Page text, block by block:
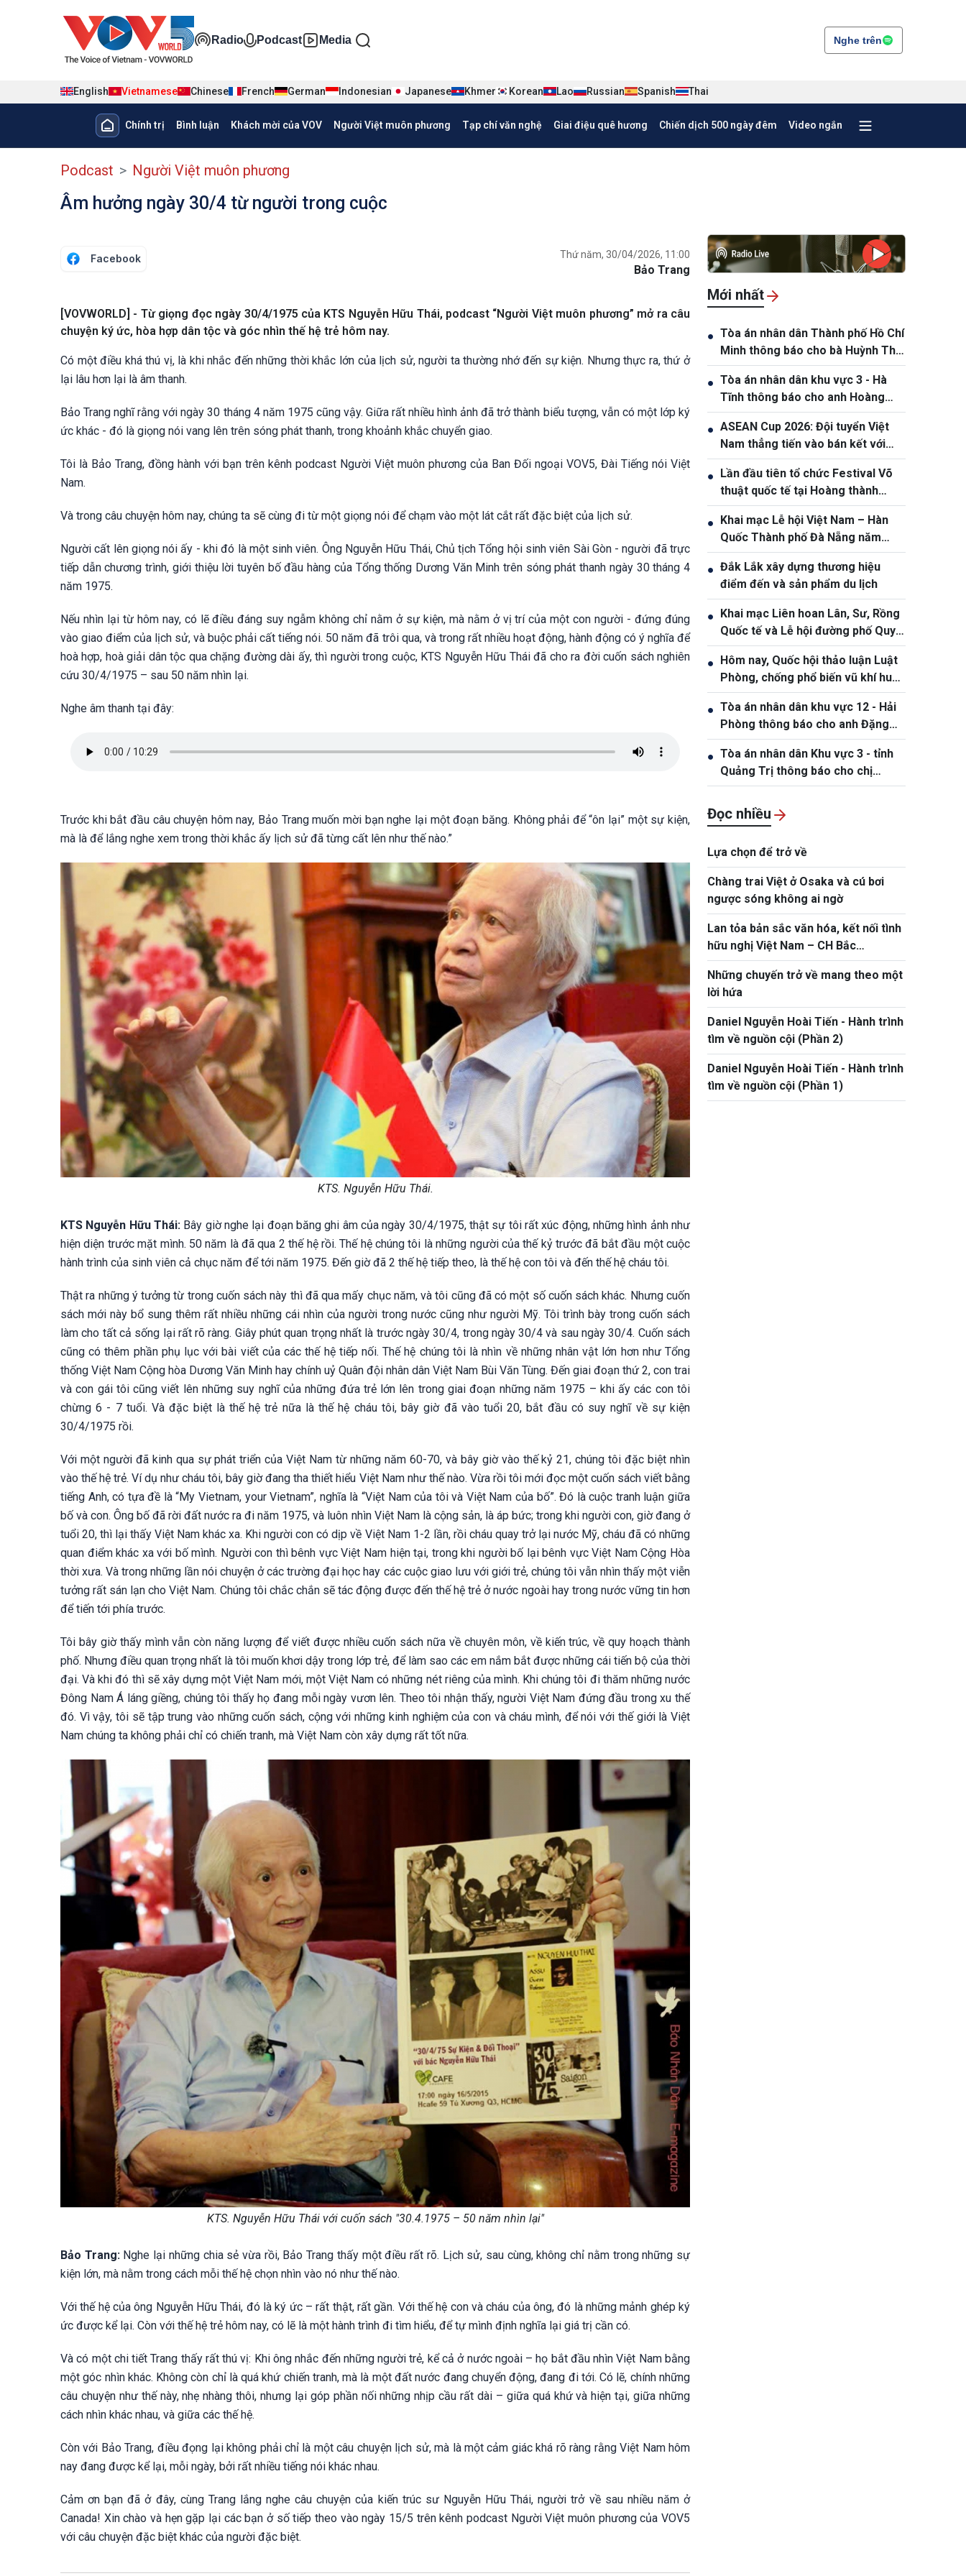
Đa phương tiện tiếng Việt
Radio Podcast Media Nghe trên
English Vietnamese Chinese French German Indonesian Japanese Khmer Korean Lao Russian Spanish Thai
Main navigation
Chính trị Bình luận Khách mời của VOV Người Việt muôn phương Tạp chí văn nghệ Giai điệu quê hương Chiến dịch 500 ngày đêm Video ngắn
menu phụ tiếng Việt
Podcast Người Việt muôn phương
Âm hưởng ngày 30/4 từ người trong cuộc
Facebook Thứ năm, 30/04/2026, 11:00
Bảo Trang
[VOVWORLD] - Từ giọng đọc ngày 30/4/1975 của KTS Nguyễn Hữu Thái, podcast “Người Việt muôn phương” mở ra câu
chuyện ký ức, hòa hợp dân tộc và góc nhìn thế hệ trẻ hôm nay.
Có một điều khá thú vị, là khi nhắc đến những thời khắc lớn của lịch sử, người ta thường nhớ đến sự kiện. Nhưng thực ra, thứ ở
lại lâu hơn lại là âm thanh.
Bảo Trang nghĩ rằng với ngày 30 tháng 4 năm 1975 cũng vậy. Giữa rất nhiều hình ảnh đã trở thành biểu tượng, vẫn có một lớp ký
ức khác - đó là giọng nói vang lên trên sóng phát thanh, trong khoảnh khắc chuyển giao.
Tôi là Bảo Trang, đồng hành với bạn trên kênh podcast Người Việt muôn phương của Ban Đối ngoại VOV5, Đài Tiếng nói Việt
Nam.
Và trong câu chuyện hôm nay, chúng ta sẽ cùng đi từ một giọng nói để chạm vào một lát cắt rất đặc biệt của lịch sử.
Người cất lên giọng nói ấy - khi đó là một sinh viên. Ông Nguyễn Hữu Thái, Chủ tịch Tổng hội sinh viên Sài Gòn - người đã trực
tiếp dẫn chương trình, giới thiệu lời tuyên bố đầu hàng của Tổng thống Dương Văn Minh trên sóng phát thanh ngày 30 tháng 4
năm 1975.
Nếu nhìn lại từ hôm nay, có lẽ điều đáng suy ngẫm không chỉ nằm ở sự kiện, mà nằm ở vị trí của một con người - đứng đúng
vào giao điểm của lịch sử, và buộc phải cất tiếng nói. 50 năm đã trôi qua, và trong rất nhiều hoạt động, hành động có ý nghĩa để
hoà hợp, hoà giải dân tộc qua chặng đường dài ấy, thì người trong cuộc, KTS Nguyễn Hữu Thái đã cho ra đời cuốn sách nghiên
cứu 30/4/1975 – sau 50 năm nhìn lại.
Nghe âm thanh tại đây:
Trước khi bắt đầu câu chuyện hôm nay, Bảo Trang muốn mời bạn nghe lại một đoạn băng. Không phải để “ôn lại” một sự kiện,
mà là để lắng nghe xem trong thời khắc ấy lịch sử đã từng cất lên như thế nào.”
KTS. Nguyễn Hữu Thái.
KTS Nguyễn Hữu Thái: Bây giờ nghe lại đoạn băng ghi âm của ngày 30/4/1975, thật sự tôi rất xúc động, những hình ảnh như
hiện diện trước mặt mình. 50 năm là đã qua 2 thế hệ rồi. Thế hệ chúng tôi là những người của thế kỷ trước đã bắt đầu một cuộc
hành trình của sinh viên cả chục năm để tới năm 1975. Đến giờ đã 2 thế hệ tiếp theo, là thế hệ con tôi và đến thế hệ cháu tôi.
Thật ra những ý tưởng từ trong cuốn sách này thì đã qua mấy chục năm, và tôi cũng đã có một số cuốn sách khác. Nhưng cuốn
sách mới này bổ sung thêm rất nhiều những cái nhìn của người trong nước cũng như người Mỹ. Tôi trình bày trong cuốn sách
làm cho tất cả sống lại rất rõ ràng. Giây phút quan trọng nhất là trước ngày 30/4, trong ngày 30/4 và sau ngày 30/4. Cuốn sách
cũng có thêm phần phụ lục với bài viết của các thế hệ tiếp nối. Thế hệ chúng tôi là nhìn về những nhân vật lớn hơn như Tổng
thống Việt Nam Cộng hòa Dương Văn Minh hay chính uỷ Quân đội nhân dân Việt Nam Bùi Văn Tùng. Đến giai đoạn thứ 2, con trai
và con gái tôi cũng viết lên những suy nghĩ của những đứa trẻ lớn lên trong giai đoạn những năm 1975 – khi ấy các con tôi
chừng 6 - 7 tuổi. Và đặc biệt là thế hệ trẻ nữa là thế hệ cháu tôi, bây giờ đã vào tuổi 20, bắt đầu có suy nghĩ về sự kiện
30/4/1975 rồi.
Với một người đã kinh qua sự phát triển của Việt Nam từ những năm 60-70, và bây giờ vào thế kỷ 21, chúng tôi đặc biệt nhìn
vào thế hệ trẻ. Ví dụ như cháu tôi, bây giờ đang tha thiết hiểu Việt Nam như thế nào. Vừa rồi tôi mới đọc một cuốn sách viết bằng
tiếng Anh, có tựa đề là “My Vietnam, your Vietnam”, nghĩa là “Việt Nam của tôi và Việt Nam của bố”. Đó là cuộc tranh luận giữa
bố và con. Ông bố đã rời đất nước ra đi năm 1975, và luôn nhìn Việt Nam là cộng sản, là áp bức; trong khi người con, giờ đang ở
tuổi 20, thì lại thấy Việt Nam khác xa. Khi người con có dịp về Việt Nam 1-2 lần, rồi cháu quay trở lại nước Mỹ, cháu đã có những
quan điểm khác xa với bố mình. Người con thì bênh vực Việt Nam hiện tại, trong khi người bố lại bênh vực Việt Nam Cộng Hòa
thời xưa. Và trong những lần nói chuyện ở các trường đại học hay các cuộc giao lưu với giới trẻ, chúng tôi vẫn nhìn thấy một viễn
tưởng rất sán lạn cho Việt Nam. Chúng tôi chắc chắn sẽ tác động được đến thế hệ trẻ ở nước ngoài hay trong nước vững tin hơn
để tiến tới phía trước.
Tôi bây giờ thấy mình vẫn còn năng lượng để viết được nhiều cuốn sách nữa về chuyên môn, về kiến trúc, về quy hoạch thành
phố. Nhưng điều quan trọng nhất là tôi muốn khơi dậy trong lớp trẻ, để làm sao các em nắm bắt được những cái tiến bộ của thời
đại. Và khi đó thì sẽ xây dựng một Việt Nam mới, một Việt Nam có những nét riêng của mình. Khi chúng tôi đi thăm những nước
Đông Nam Á láng giềng, chúng tôi thấy họ đang mỗi ngày vươn lên. Theo tôi nhận thấy, người Việt Nam đứng đầu trong xu thế
đó. Vì vậy, tôi sẽ tập trung vào những cuốn sách, cộng với những kinh nghiệm của con và cháu mình, để nói với thế giới là Việt
Nam chúng ta không phải chỉ có chiến tranh, mà Việt Nam còn xây dựng rất tốt nữa.
KTS. Nguyễn Hữu Thái với cuốn sách "30.4.1975 – 50 năm nhìn lại"
Bảo Trang:Nghe lại những chia sẻ vừa rồi, Bảo Trang thấy một điều rất rõ. Lịch sử, sau cùng, không chỉ nằm trong những sự
kiện lớn, mà nằm trong cách mỗi thế hệ chọn nhìn vào nó như thế nào.
Với thế hệ của ông Nguyễn Hữu Thái, đó là ký ức – rất thật, rất gần. Với thế hệ con và cháu của ông, đó là những mảnh ghép ký
ức được kể lại. Còn với thế hệ trẻ hôm nay, có lẽ là một hành trình đi tìm hiểu, để tự mình định nghĩa lại giá trị cần có.
Và có một chi tiết Trang thấy rất thú vị: Khi ông nhắc đến những người trẻ, kể cả ở nước ngoài – họ bắt đầu nhìn Việt Nam bằng
một góc nhìn khác. Không còn chỉ là quá khứ chiến tranh, mà là một đất nước đang chuyển động, đang đi tới. Có lẽ, chính những
câu chuyện như thế này, nhẹ nhàng thôi, nhưng lại góp phần nối những nhịp cầu rất dài – giữa quá khứ và hiện tại, giữa những
cách nhìn khác nhau, và giữa các thế hệ.
Còn với Bảo Trang, điều đọng lại không phải chỉ là một câu chuyện lịch sử, mà là một cảm giác khá rõ ràng rằng Việt Nam hôm
nay đang được kể lại, mỗi ngày, bởi rất nhiều tiếng nói khác nhau.
Cảm ơn bạn đã ở đây, cùng Trang lắng nghe câu chuyện của kiến trúc sư Nguyễn Hữu Thái, người trở về sau nhiều năm ở
Canada! Xin chào và hẹn gặp lại các bạn ở số tiếp theo vào ngày 15/5 trên kênh podcast Người Việt muôn phương của VOV5
với câu chuyện đặc biệt khác của người đặc biệt.
Mới nhất
● Tòa án nhân dân Thành phố Hồ Chí
Minh thông báo cho bà Huỳnh Thị
Nương và bà Huỳnh Thị Lý.
● Tòa án nhân dân khu vực 3 - Hà
Tĩnh thông báo cho anh Hoàng
Phan Anh, sinh năm 1980
● ASEAN Cup 2026: Đội tuyển Việt
Nam thẳng tiến vào bán kết với
thành tích nhất bảng
● Lần đầu tiên tổ chức Festival Võ
thuật quốc tế tại Hoàng thành
Thăng Long
● Khai mạc Lễ hội Việt Nam – Hàn
Quốc Thành phố Đà Nẵng năm
2026
● Đắk Lắk xây dựng thương hiệu
điểm đến và sản phẩm du lịch
● Khai mạc Liên hoan Lân, Sư, Rồng
Quốc tế và Lễ hội đường phố Quy
Nhơn – Gia Lai 2026
● Hôm nay, Quốc hội thảo luận Luật
Phòng, chống phổ biến vũ khí huỷ
diệt hàng loạt
● Tòa án nhân dân khu vực 12 - Hải
Phòng thông báo cho anh Đặng
Hồng Tiệp, sinh ngày 20/5/1989
● Tòa án nhân dân Khu vực 3 - tỉnh
Quảng Trị thông báo cho chị
Phạm Thị Giang, sinh ngày
19/10/1991
Đọc nhiều
Lựa chọn để trở về
Chàng trai Việt ở Osaka và cú bơi
ngược sóng không ai ngờ
Lan tỏa bản sắc văn hóa, kết nối tình
hữu nghị Việt Nam – CH Bắc
Macedonia
Những chuyến trở về mang theo một
lời hứa
Daniel Nguyễn Hoài Tiến - Hành trình
tìm về nguồn cội (Phần 2)
Daniel Nguyễn Hoài Tiến - Hành trình
tìm về nguồn cội (Phần 1)